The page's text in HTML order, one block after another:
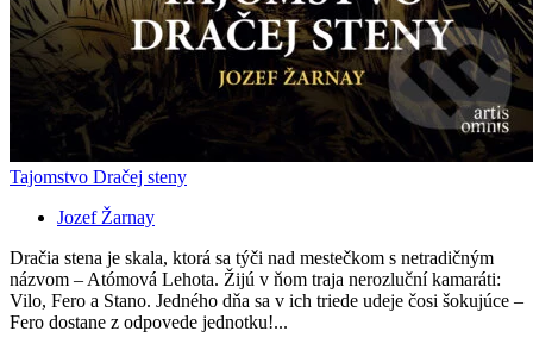
Tajomstvo Dračej steny
Jozef Žarnay
Dračia stena je skala, ktorá sa týči nad mestečkom s netradičným
názvom – Atómová Lehota. Žijú v ňom traja nerozluční kamaráti:
Vilo, Fero a Stano. Jedného dňa sa v ich triede udeje čosi šokujúce –
Fero dostane z odpovede jednotku!...